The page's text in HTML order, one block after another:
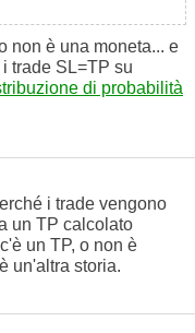
non è una moneta... e
trade SL=TP su
di probabilità
i trade vengono
un TP calcolato
un TP, o non è
un'altra storia.